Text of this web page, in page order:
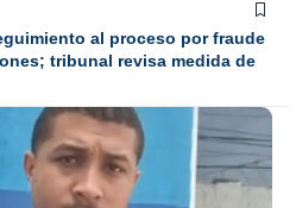
al proceso por fraude
tribunal revisa medida de